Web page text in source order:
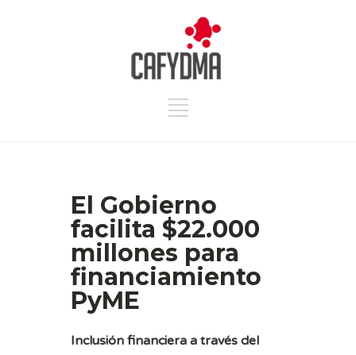
El Gobierno
facilita $22.000
millones para
financiamiento
PyME
Inclusión financiera a través del